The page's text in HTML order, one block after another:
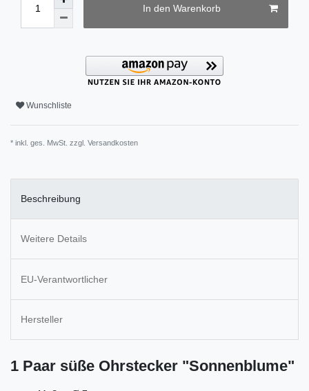
In den Warenkorb
Wunschliste
* inkl. ges. MwSt. zzgl. Versandkosten
Beschreibung
Weitere Details
EU-Verantwortlicher
Hersteller
1 Paar süße Ohrstecker "Sonnenblume"